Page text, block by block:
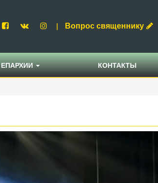
| Вопрос священнику
КОНТАКТЫ